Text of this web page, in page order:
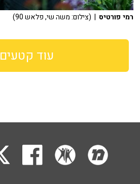
רמי פורטיס | (צילום: משה שי, פלאש 90)
עוד קטעים